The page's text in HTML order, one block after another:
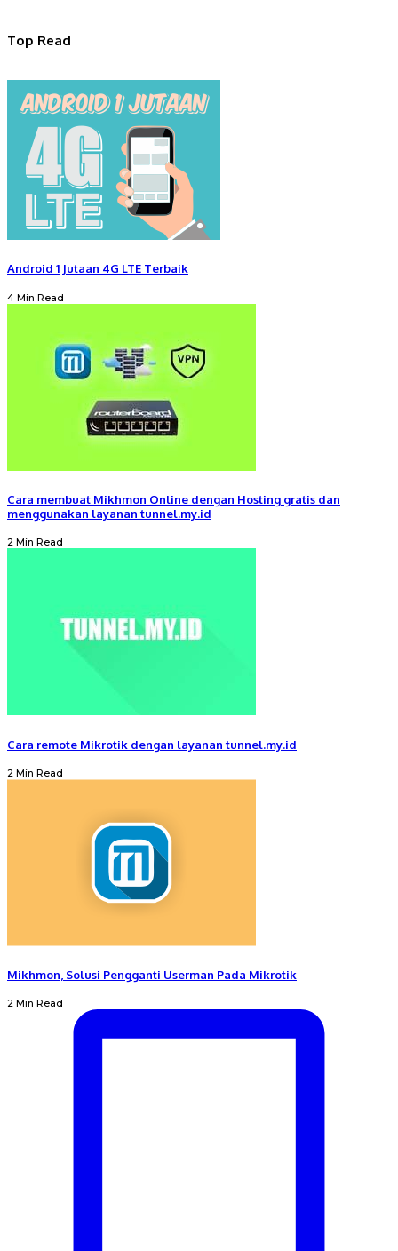
Top Read
Android 1 Jutaan 4G LTE Terbaik
4 Min Read
Cara membuat Mikhmon Online dengan Hosting gratis dan
menggunakan layanan tunnel.my.id
2 Min Read
Cara remote Mikrotik dengan layanan tunnel.my.id
2 Min Read
Mikhmon, Solusi Pengganti Userman Pada Mikrotik
2 Min Read